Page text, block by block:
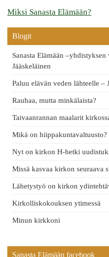
Miksi Sanasta Elämään?
Blogit
Sanasta Elämään
Jääskeläinen
Paluu elävän veden lähteelle –
Rauhaa, mutta minkälaista?
Taivaanrannan maalarit
Mikä on hiippakuntavaltuusto?
Nyt on kirkon H-hetki
Missä kasvaa kirkon seuraava
Lähetystyö on kirkon
Kirkolliskokouksen ytimessä
Minun kirkkoni
Sanasta Elämään facebook